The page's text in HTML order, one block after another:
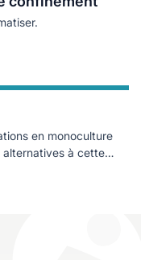
en monoculture
alternatives à cette